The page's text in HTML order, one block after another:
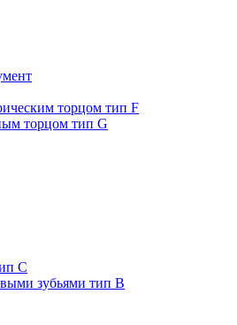
торцом тип F
торцом тип G
C
зубьями тип B